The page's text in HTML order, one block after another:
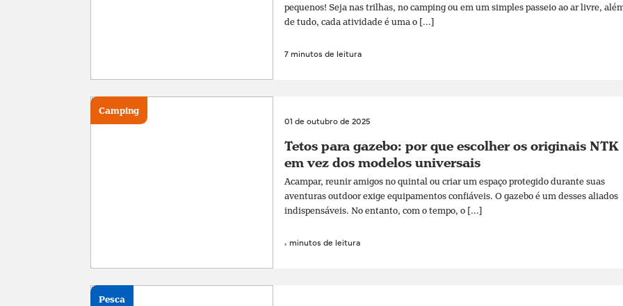
pequenos! Seja nas trilhas, no camping ou em um simples passeio ao ar livre,
de tudo, cada atividade é uma o [...]
7 minutos de leitura
01 de outubro de 2025
Tetos para gazebo: por que escolher os originais NTK
em vez dos modelos universais
Acampar, reunir amigos no quintal ou criar um espaço protegido durante suas
aventuras outdoor exige equipamentos confiáveis. O gazebo é um desses aliados
indispensáveis. No entanto, com o tempo, o [...]
4 minutos de leitura
Camping
Pesca